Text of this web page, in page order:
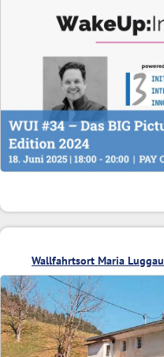
Wallfahrtsort Maria Luggau